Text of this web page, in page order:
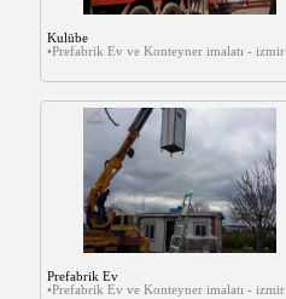
Kulübe
•Prefabrik Ev ve Konteyner imalatı - izmir
Prefabrik Ev
•Prefabrik Ev ve Konteyner imalatı - izmir